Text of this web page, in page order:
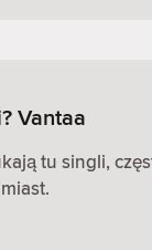
Vantaa
tu singli,